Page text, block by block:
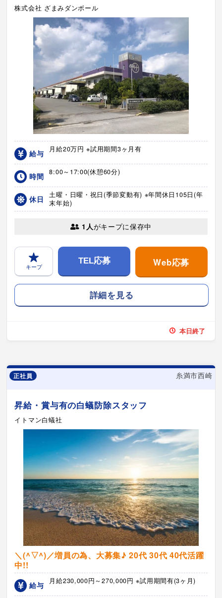
株式会社 ざまみダンボール
給与 月給20万円 ※試用期間3ヶ月有
時間 8:00～17:00(休憩60分)
休日
土曜・日曜・祝日(季節変動有) ※年間休日105日(年
末年始)
1人がキープに保存中
キープ
TEL応募 Web応募
詳細を見る
本日終了
正社員 糸満市西崎
昇給・賞与有の白蟻防除スタッフ
イトマン白蟻社
＼(^▽^)／増員の為、大募集♪ 20代 30代 40代活躍
中!!
給与 月給230,000円～270,000円 ※試用期間有(3ヶ月)